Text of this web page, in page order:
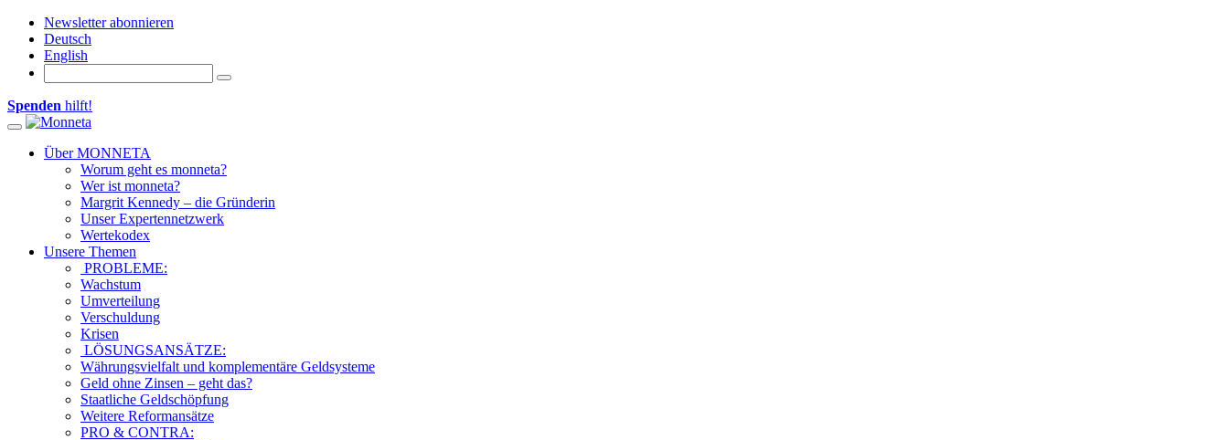
Newsletter abonnieren
Deutsch
English
Spenden hilft!
Toggle navigation
Über MONNETA
Worum geht es monneta?
Wer ist monneta?
Margrit Kennedy – die Gründerin
Unser Expertennetzwerk
Wertekodex
Unsere Themen
PROBLEME:
Wachstum
Umverteilung
Verschuldung
Krisen
LÖSUNGSANSÄTZE:
Währungsvielfalt und komplementäre Geldsysteme
Geld ohne Zinsen – geht das?
Staatliche Geldschöpfung
Weitere Reformansätze
PRO & CONTRA: